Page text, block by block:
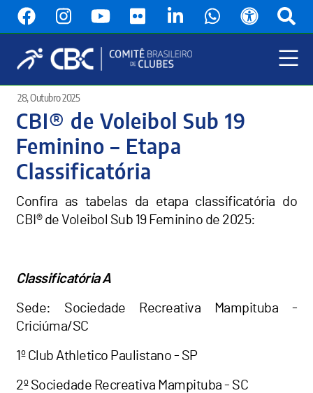
conteúdo
Menu
Principal
CBI® de Voleibol Sub 19
Feminino – Etapa
Classificatória
28, Outubro 2025
Confira as tabelas da etapa classificatória do
CBI® de Voleibol Sub 19 Feminino de 2025:
Classificatória A
Sede: Sociedade Recreativa Mampituba -
Criciúma/SC
1º Club Athletico Paulistano - SP
2º Sociedade Recreativa Mampituba - SC